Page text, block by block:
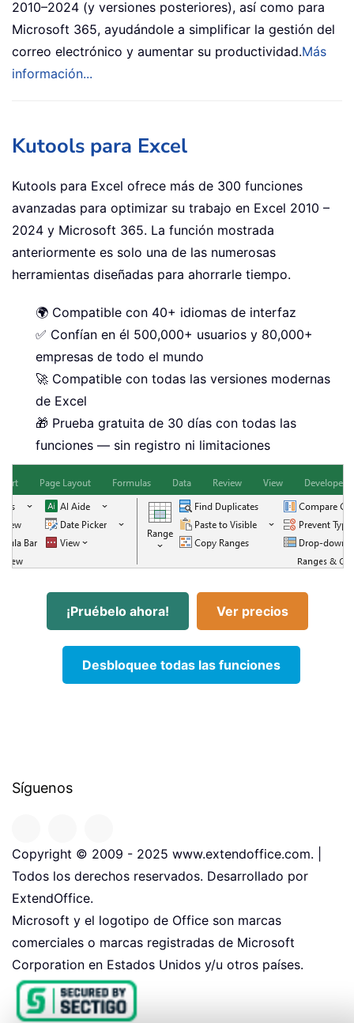
2010–2024 (y versiones posteriores), así como para
Microsoft 365, ayudándole a simplificar la gestión del
correo electrónico y aumentar su productividad.Más
información...
Kutools para Excel
Kutools para Excel ofrece más de 300 funciones
avanzadas para optimizar su trabajo en Excel 2010 –
2024 y Microsoft 365. La función mostrada
anteriormente es solo una de las numerosas
herramientas diseñadas para ahorrarle tiempo.
🌍 Compatible con 40+ idiomas de interfaz
✅ Confían en él 500,000+ usuarios y 80,000+
empresas de todo el mundo
🚀 Compatible con todas las versiones modernas
de Excel
🎁 Prueba gratuita de 30 días con todas las
funciones — sin registro ni limitaciones
¡Pruébelo ahora! Ver precios
Desbloquee todas las funciones
Síguenos
Copyright © 2009 - 2025 www.extendoffice.com. |
Todos los derechos reservados. Desarrollado por
ExtendOffice.
Microsoft y el logotipo de Office son marcas
comerciales o marcas registradas de Microsoft
Corporation en Estados Unidos y/u otros países.